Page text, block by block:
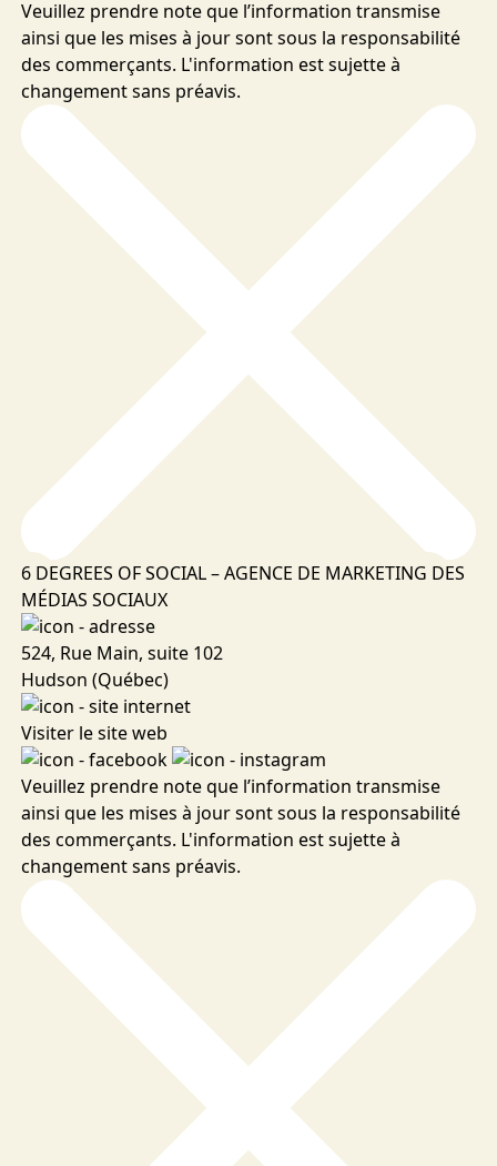
Veuillez prendre note que l’information transmise
ainsi que les mises à jour sont sous la responsabilité
des commerçants. L'information est sujette à
changement sans préavis.
6 DEGREES OF SOCIAL – AGENCE DE MARKETING DES
MÉDIAS SOCIAUX
524, Rue Main, suite 102
Hudson (Québec)
Visiter le site web
Veuillez prendre note que l’information transmise
ainsi que les mises à jour sont sous la responsabilité
des commerçants. L'information est sujette à
changement sans préavis.